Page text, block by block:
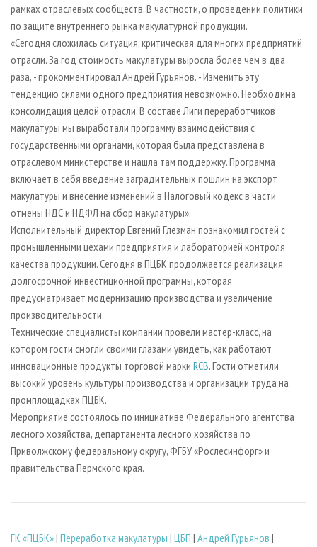
рамках отраслевых сообществ. В частности, о проведении политики
по защите внутреннего рынка макулатурной продукции.
«Сегодня сложилась ситуация, критическая для многих предприятий
отрасли. За год стоимость макулатуры выросла более чем в два
раза, - прокомментировал Андрей Гурьянов. - Изменить эту
тенденцию силами одного предприятия невозможно. Необходима
консолидация целой отрасли. В составе Лиги переработчиков
макулатуры мы выработали программу взаимодействия с
государственными органами, которая была представлена в
отраслевом министерстве и нашла там поддержку. Программа
включает в себя введение заградительных пошлин на экспорт
макулатуры и внесение изменений в Налоговый кодекс в части
отмены НДС и НДФЛ на сбор макулатуры».
Исполнительный директор Евгений Глезман познакомил гостей с
промышленными цехами предприятия и лабораторией контроля
качества продукции. Сегодня в ПЦБК продолжается реализация
долгосрочной инвестиционной программы, которая
предусматривает модернизацию производства и увеличение
производительности.
Технические специалисты компании провели мастер-класс, на
котором гости смогли своими глазами увидеть, как работают
инновационные продукты торговой марки RCB. Гости отметили
высокий уровень культуры производства и организации труда на
промплощадках ПЦБК.
Мероприятие состоялось по инициативе Федерального агентства
лесного хозяйства, департамента лесного хозяйства по
Приволжскому федеральному округу, ФГБУ «Рослесинфорг» и
правительства Пермского края.
ГК «ПЦБК»| Переработка макулатуры | ЦБП | Андрей Гурьянов |